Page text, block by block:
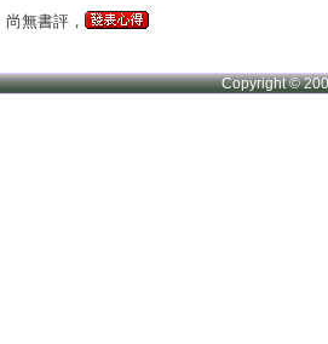
尚無書評，
Copyright ©